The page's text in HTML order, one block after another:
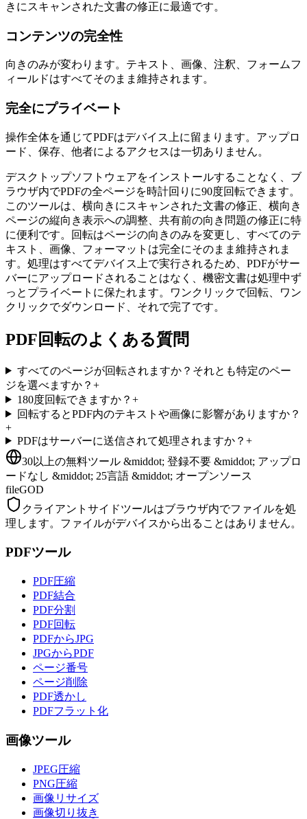
きにスキャンされた文書の修正に最適です。
コンテンツの完全性
向きのみが変わります。テキスト、画像、注釈、フォームフ
ィールドはすべてそのまま維持されます。
完全にプライベート
操作全体を通じてPDFはデバイス上に留まります。アップロ
ード、保存、他者によるアクセスは一切ありません。
デスクトップソフトウェアをインストールすることなく、ブ
ラウザ内でPDFの全ページを時計回りに90度回転できます。
このツールは、横向きにスキャンされた文書の修正、横向き
ページの縦向き表示への調整、共有前の向き問題の修正に特
に便利です。回転はページの向きのみを変更し、すべてのテ
キスト、画像、フォーマットは完全にそのまま維持されま
す。処理はすべてデバイス上で実行されるため、PDFがサー
バーにアップロードされることはなく、機密文書は処理中ず
っとプライベートに保たれます。ワンクリックで回転、ワン
クリックでダウンロード、それで完了です。
PDF回転のよくある質問
すべてのページが回転されますか？それとも特定のペー
ジを選べますか？ +
180度回転できますか？ +
回転するとPDF内のテキストや画像に影響がありますか？
+
PDFはサーバーに送信されて処理されますか？ +
30以上の無料ツール &middot; 登録不要 &middot; アップロ
ードなし &middot; 25言語 &middot; オープンソース
fileGOD
クライアントサイドツールはブラウザ内でファイルを処
理します。ファイルがデバイスから出ることはありません。
PDFツール
PDF圧縮
PDF結合
PDF分割
PDF回転
PDFからJPG
JPGからPDF
ページ番号
ページ削除
PDF透かし
PDFフラット化
画像ツール
JPEG圧縮
PNG圧縮
画像リサイズ
画像切り抜き